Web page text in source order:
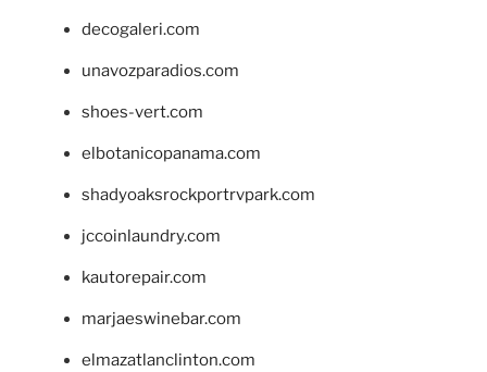
decogaleri.com
unavozparadios.com
shoes-vert.com
elbotanicopanama.com
shadyoaksrockportrvpark.com
jccoinlaundry.com
kautorepair.com
marjaeswinebar.com
elmazatlanclinton.com